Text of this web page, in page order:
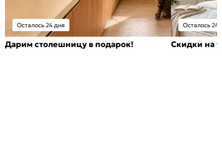
Осталось 24 дня
Дарим столешницу в подарок!
Осталось 24
Скидки на